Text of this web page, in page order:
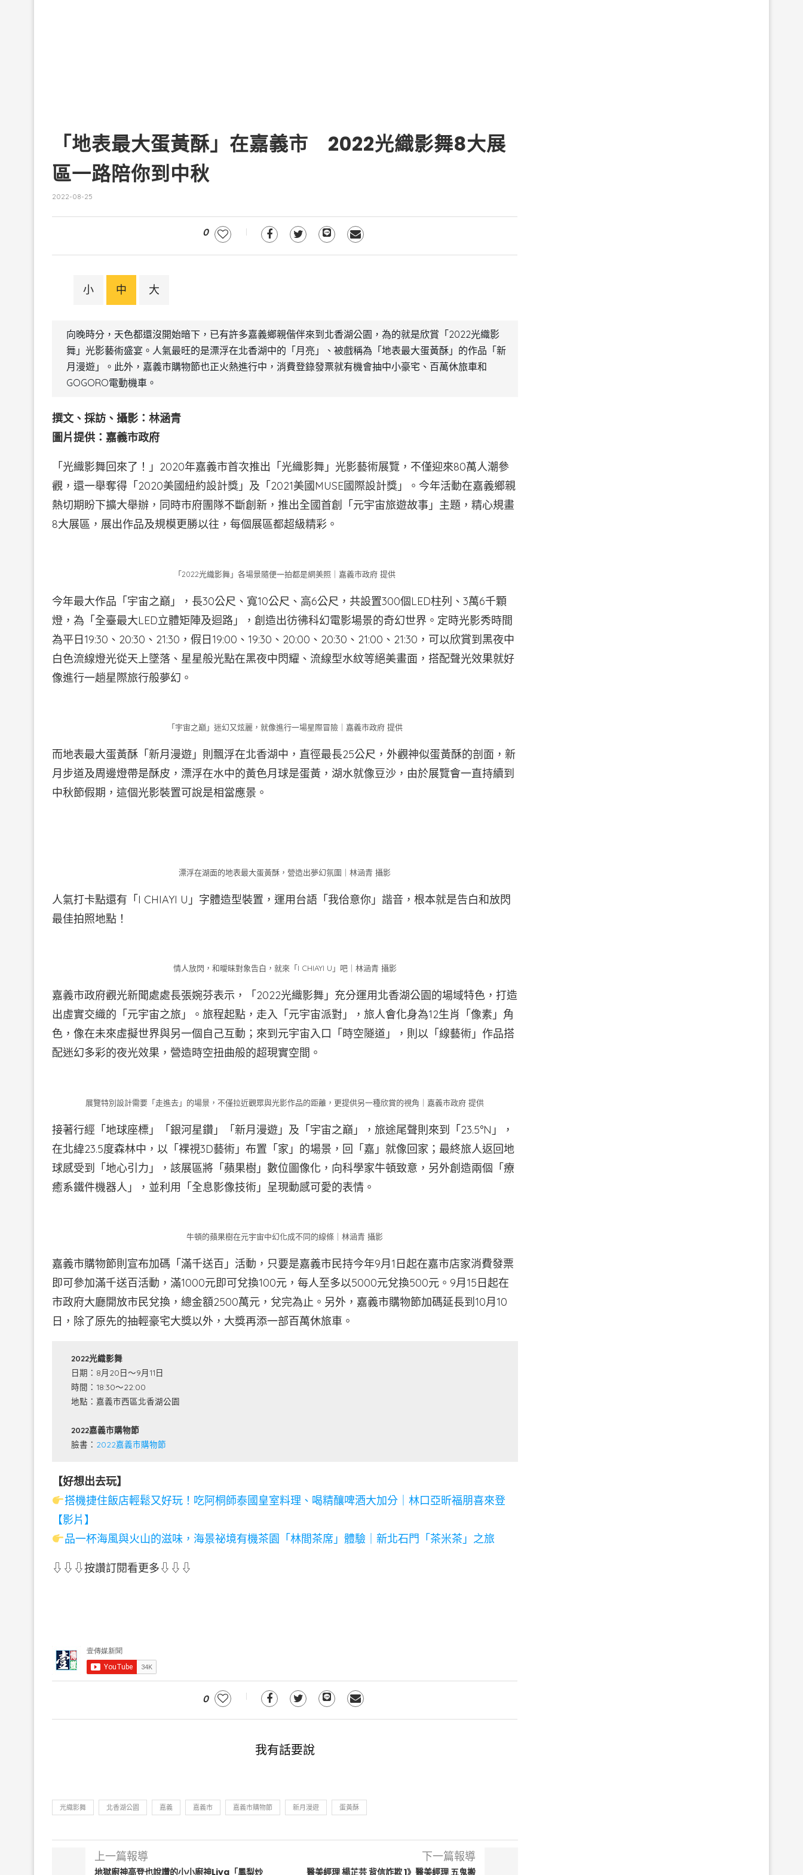
「地表最大蛋黃酥」在嘉義市 2022光織影舞8大展
區一路陪你到中秋
2022-08-25
0
小 中 大
向晚時分，天色都還沒開始暗下，已有許多嘉義鄉親偕伴來到北香湖公園，為的就是欣賞「2022光織影
舞」光影藝術盛宴。人氣最旺的是漂浮在北香湖中的「月亮」、被戲稱為「地表最大蛋黃酥」的作品「新
月漫遊」。此外，嘉義市購物節也正火熱進行中，消費登錄發票就有機會抽中小豪宅、百萬休旅車和
GOGORO電動機車。
撰文、採訪、攝影：林涵青
圖片提供：嘉義市政府
「光織影舞回來了！」2020年嘉義市首次推出「光織影舞」光影藝術展覽，不僅迎來80萬人潮參
觀，還一舉奪得「2020美國紐約設計獎」及「2021美國MUSE國際設計獎」。今年活動在嘉義鄉親
熱切期盼下擴大舉辦，同時市府團隊不斷創新，推出全國首創「元宇宙旅遊故事」主題，精心規畫
8大展區，展出作品及規模更勝以往，每個展區都超級精彩。
「2022光織影舞」各場景隨便一拍都是網美照｜嘉義市政府 提供
今年最大作品「宇宙之巔」，長30公尺、寬10公尺、高6公尺，共設置300個LED柱列、3萬6千顆
燈，為「全臺最大LED立體矩陣及迴路」，創造出彷彿科幻電影場景的奇幻世界。定時光影秀時間
為平日19:30、20:30、21:30，假日19:00、19:30、20:00、20:30、21:00、21:30，可以欣賞到黑夜中
白色流線燈光從天上墜落、星星般光點在黑夜中閃耀、流線型水紋等絕美畫面，搭配聲光效果就好
像進行一趟星際旅行般夢幻。
「宇宙之巔」迷幻又炫麗，就像進行一場星際冒險｜嘉義市政府 提供
而地表最大蛋黃酥「新月漫遊」則飄浮在北香湖中，直徑最長25公尺，外觀神似蛋黃酥的剖面，新
月步道及周邊燈帶是酥皮，漂浮在水中的黃色月球是蛋黃，湖水就像豆沙，由於展覽會一直持續到
中秋節假期，這個光影裝置可說是相當應景。
漂浮在湖面的地表最大蛋黃酥，營造出夢幻氛圍｜林涵青 攝影
人氣打卡點還有「I CHIAYI U」字體造型裝置，運用台語「我佮意你」諧音，根本就是告白和放閃
最佳拍照地點！
情人放閃，和曖昧對象告白，就來「I CHIAYI U」吧｜林涵青 攝影
嘉義市政府觀光新聞處處長張婉芬表示，「2022光織影舞」充分運用北香湖公園的場域特色，打造
出虛實交織的「元宇宙之旅」。旅程起點，走入「元宇宙派對」，旅人會化身為12生肖「像素」角
色，像在未來虛擬世界與另一個自己互動；來到元宇宙入口「時空隧道」，則以「線藝術」作品搭
配迷幻多彩的夜光效果，營造時空扭曲般的超現實空間。
展覽特別設計需要「走進去」的場景，不僅拉近觀眾與光影作品的距離，更提供另一種欣賞的視角｜嘉義市政府 提供
接著行經「地球座標」「銀河星鑽」「新月漫遊」及「宇宙之巔」，旅途尾聲則來到「23.5°N」，
在北緯23.5度森林中，以「裸視3D藝術」布置「家」的場景，回「嘉」就像回家；最終旅人返回地
球感受到「地心引力」，該展區將「蘋果樹」數位圖像化，向科學家牛頓致意，另外創造兩個「療
癒系鐵件機器人」，並利用「全息影像技術」呈現動感可愛的表情。
牛頓的蘋果樹在元宇宙中幻化成不同的線條｜林涵青 攝影
嘉義市購物節則宣布加碼「滿千送百」活動，只要是嘉義市民持今年9月1日起在嘉市店家消費發票
即可參加滿千送百活動，滿1000元即可兌換100元，每人至多以5000元兌換500元。9月15日起在
市政府大廳開放市民兌換，總金額2500萬元，兌完為止。另外，嘉義市購物節加碼延長到10月10
日，除了原先的抽輕豪宅大獎以外，大獎再添一部百萬休旅車。
2022光織影舞
日期：8月20日～9月11日
時間：18:30～22:00
地點：嘉義市西區北香湖公園
2022嘉義市購物節
臉書： 2022嘉義市購物節
【好想出去玩】
搭機捷住飯店輕鬆又好玩！吃阿桐師泰國皇室料理、喝精釀啤酒大加分｜林口亞昕福朋喜來登
【影片】
品一杯海風與火山的滋味，海景祕境有機茶園「林間茶席」體驗｜新北石門「茶米茶」之旅
⇩⇩⇩按讚訂閱看更多⇩⇩⇩
0
我有話要說
光織影舞 北香湖公園 嘉義 嘉義市 嘉義市購物節 新月漫遊 蛋黃酥
上一篇報導
地獄廚神高登也說讚的小小廚神Liya「鳳梨炒
下一篇報導
醫美經理 楊芷芸 背信詐欺 1》醫美經理 五鬼搬